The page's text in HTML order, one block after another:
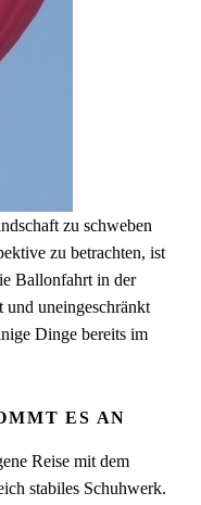
zu schweben
zu betrachten, ist
Ballonfahrt in der
und uneingeschränkt
Dinge bereits im
ES AN
Reise mit dem
stabiles Schuhwerk.